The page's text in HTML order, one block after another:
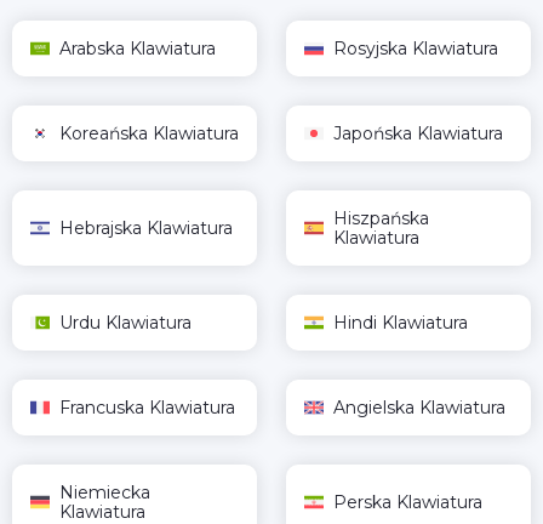
Arabska Klawiatura Rosyjska Klawiatura
Koreańska Klawiatura Japońska Klawiatura
Hebrajska Klawiatura
Hiszpańska
Klawiatura
Urdu Klawiatura Hindi Klawiatura
Francuska Klawiatura Angielska Klawiatura
Niemiecka
Klawiatura
Perska Klawiatura